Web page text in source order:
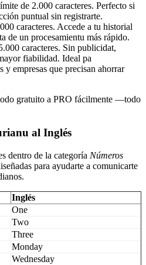
de 2.000 caracteres. Perfecto si
puntual sin registrarte.
caracteres. Accede a tu historial
de un procesamientu más rápido.
caracteres. Sin publicidat,
fiabilidad. Ideal pa
y empresas que precisan ahorrar
gratuito a PRO fácilmente —todo
al Inglés
dentro de la categoría Números
para ayudarte a comunicarte
Inglés
One
Two
Three
Monday
Wednesday